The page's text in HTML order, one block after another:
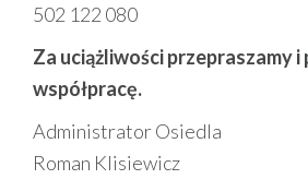
502 122 080
Za uciążliwości przepraszamy i
współpracę.
Administrator Osiedla
Roman Klisiewicz